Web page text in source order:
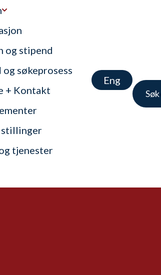
og stipend
og søkeprosess
+ Kontakt
stillinger
tjenester
Eng